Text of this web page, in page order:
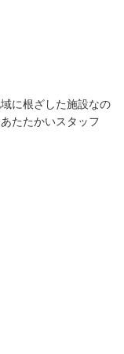
に根ざした施設なの
たたかいスタッフ